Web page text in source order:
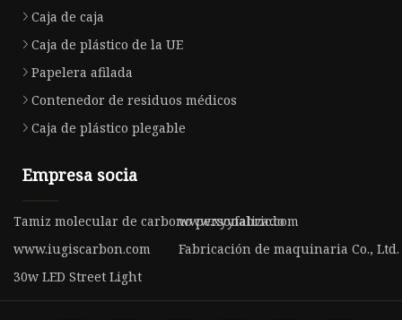
Caja de caja
Caja de plástico de la UE
Papelera afilada
Contenedor de residuos médicos
Caja de plástico plegable
Empresa socia
Tamiz molecular de carbono personalizado
www.xyyfabric.com
www.iugiscarbon.com
Fabricación de maquinaria Co.,
30w LED Street Light